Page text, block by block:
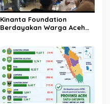
Kinanta Foundation
Berdayakan Warga Aceh